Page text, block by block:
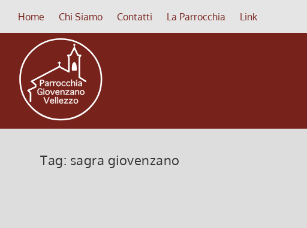
Home Chi Siamo Contatti La Parrocchia Link
Tag: sagra giovenzano